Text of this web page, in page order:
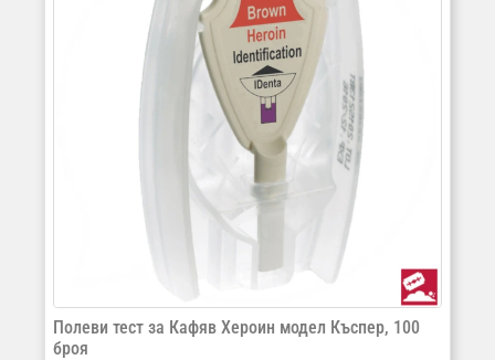
Полеви тест за Кафяв Хероин модел Къспер, 100
броя